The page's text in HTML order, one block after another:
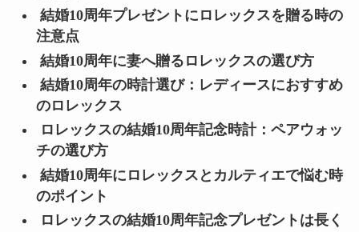
結婚10周年プレゼントにロレックスを贈る時の
注意点
結婚10周年に妻へ贈るロレックスの選び方
結婚10周年の時計選び：レディースにおすすめ
のロレックス
ロレックスの結婚10周年記念時計：ペアウォッ
チの選び方
結婚10周年にロレックスとカルティエで悩む時
のポイント
ロレックスの結婚10周年記念プレゼントは長く